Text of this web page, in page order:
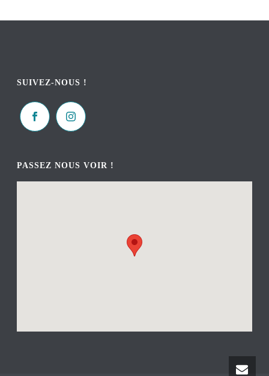
SUIVEZ-NOUS !
PASSEZ NOUS VOIR !